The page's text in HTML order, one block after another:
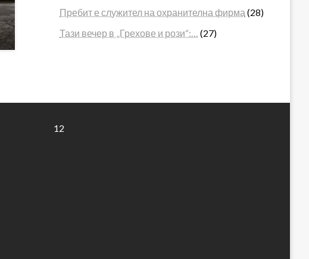
Пребит е служител на охранителна фирма (28)
Тази вечер в „Грехове и рози“:…
(27)
12